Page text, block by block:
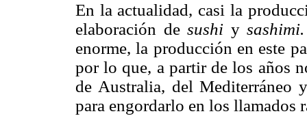
En la actualidad, casi la
elaboración de sushi y
enorme, la producción en este
por lo que, a partir de los años
de Australia, del Mediterráneo
para engordarlo en los llamados